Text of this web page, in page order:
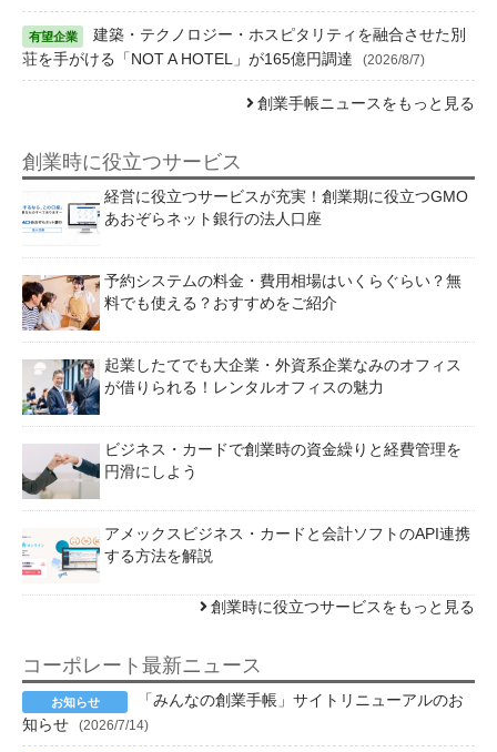
建築・テクノロジー・ホスピタリティを融合させた別
荘を手がける「NOT A HOTEL」が165億円調達
(2026/8/7)
創業手帳ニュースをもっと見る
創業時に役立つサービス
経営に役立つサービスが充実！創業期に役立つGMO
あおぞらネット銀行の法人口座
予約システムの料金・費用相場はいくらぐらい？無
料でも使える？おすすめをご紹介
起業したてでも大企業・外資系企業なみのオフィス
が借りられる！レンタルオフィスの魅力
ビジネス・カードで創業時の資金繰りと経費管理を
円滑にしよう
アメックスビジネス・カードと会計ソフトのAPI連携
する方法を解説
創業時に役立つサービスをもっと見る
コーポレート最新ニュース
「みんなの創業手帳」サイトリニューアルのお
知らせ
(2026/7/14)